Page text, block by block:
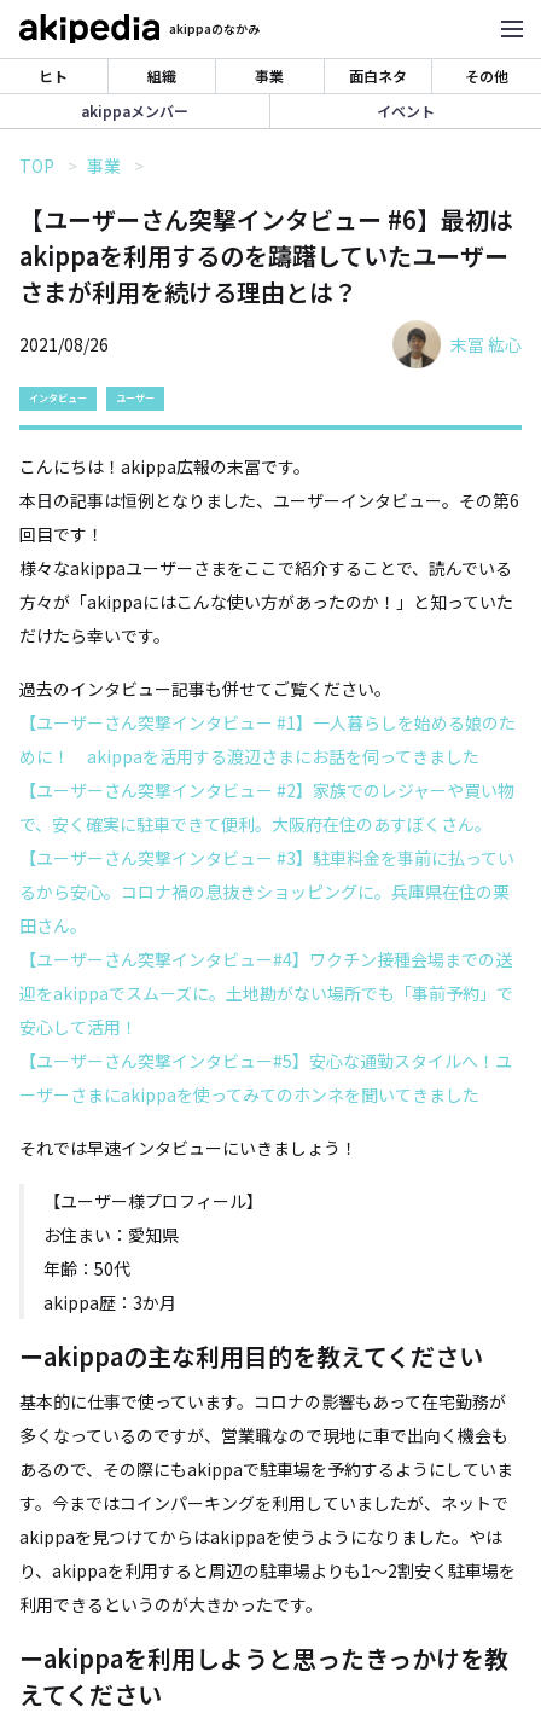
akippaのなかみ
ヒト 組織 事業 面白ネタ
その他
akippaメンバー
イベント
TOP 事業
【ユーザーさん突撃インタビュー #6】最初は
akippaを利用するのを躊躇していたユーザー
さまが利用を続ける理由とは？
2021/08/26 末冨 紘心
インタビュー ユーザー
こんにちは！akippa広報の末冨です。
本日の記事は恒例となりました、ユーザーインタビュー。その第6
回目です！
様々なakippaユーザーさまをここで紹介することで、読んでいる
方々が「akippaにはこんな使い方があったのか！」と知っていた
だけたら幸いです。
過去のインタビュー記事も併せてご覧ください。
【ユーザーさん突撃インタビュー #1】一人暮らしを始める娘のた
めに！ akippaを活用する渡辺さまにお話を伺ってきました
【ユーザーさん突撃インタビュー #2】家族でのレジャーや買い物
で、安く確実に駐車できて便利。大阪府在住のあすぼくさん。
【ユーザーさん突撃インタビュー #3】駐車料金を事前に払ってい
るから安心。コロナ禍の息抜きショッピングに。兵庫県在住の栗
田さん。
【ユーザーさん突撃インタビュー#4】ワクチン接種会場までの送
迎をakippaでスムーズに。土地勘がない場所でも「事前予約」で
安心して活用！
【ユーザーさん突撃インタビュー#5】安心な通勤スタイルへ！ユ
ーザーさまにakippaを使ってみてのホンネを聞いてきました
それでは早速インタビューにいきましょう！
【ユーザー様プロフィール】
お住まい：愛知県
年齢：50代
akippa歴：3か月
ーakippaの主な利用目的を教えてください
基本的に仕事で使っています。コロナの影響もあって在宅勤務が
多くなっているのですが、営業職なので現地に車で出向く機会も
あるので、その際にもakippaで駐車場を予約するようにしていま
す。今まではコインパーキングを利用していましたが、ネットで
akippaを見つけてからはakippaを使うようになりました。やは
り、akippaを利用すると周辺の駐車場よりも1～2割安く駐車場を
利用できるというのが大きかったです。
ーakippaを利用しようと思ったきっかけを教
えてください